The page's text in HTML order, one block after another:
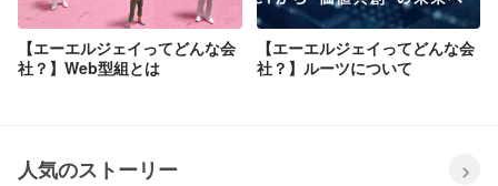
【エーエルジェイってどんな会
社？】Web型組とは
【エーエルジェイってどんな会
社？】ルーツについて
人気のストーリー